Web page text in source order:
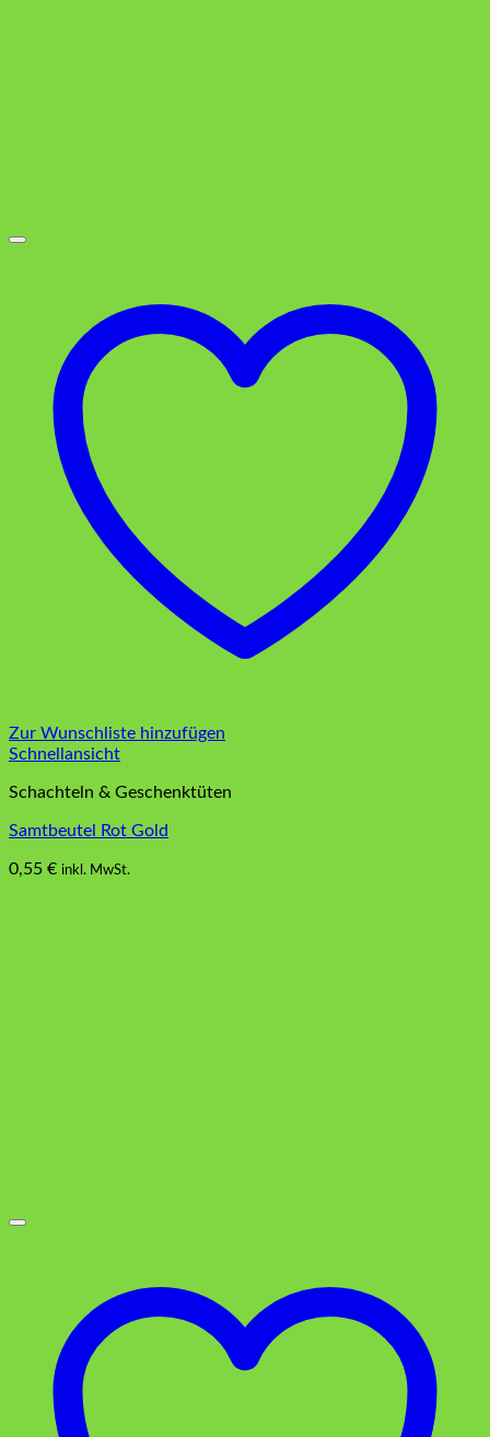
Zur Wunschliste hinzufügen
Schnellansicht
Schachteln & Geschenktüten
Samtbeutel Rot Gold
0,55 € inkl. MwSt.